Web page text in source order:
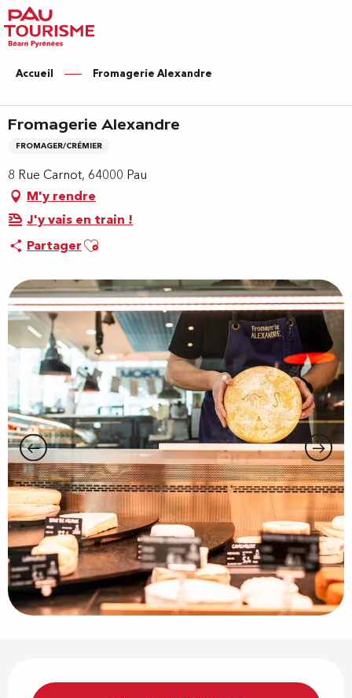
Aller
au
contenu
principal
Accueil Fromagerie Alexandre
Fromagerie Alexandre
FROMAGER/CRÉMIER
8 Rue Carnot, 64000 Pau
M'y rendre
J'y vais en train !
PartagerAjouter aux favoris